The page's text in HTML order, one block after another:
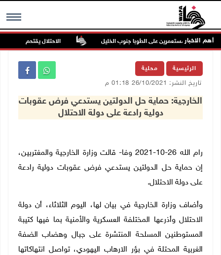
MENU أهم الاخبار
هجوم للمستعمرين على الطوبا جنوب الخليل الاحتلال يقتحم عورتا جنوب
الرئيسية محلية
تاريخ النشر: 26/10/2021 01:18 م
الخارجية: حماية حل الدولتين يستدعي فرض عقوبات
دولية رادعة على دولة الاحتلال
رام الله 26-10-2021 وفا- قالت وزارة الخارجية والمغتربين،
إن حماية حل الدولتين يستدعي فرض عقوبات دولية رادعة
على دولة الاحتلال.
وأضاف وزارة الخارجية في بيان لها، اليوم الثلاثاء، أن دولة
الاحتلال وأذرعها المختلفة العسكرية والأمنية بما فيها كتيبة
المستوطنين المسلحة المنتشرة على جبال وهضاب الضفة
الغربية المحتلة في بؤر الارهاب اليهودي، تواصل انتهاكاتها